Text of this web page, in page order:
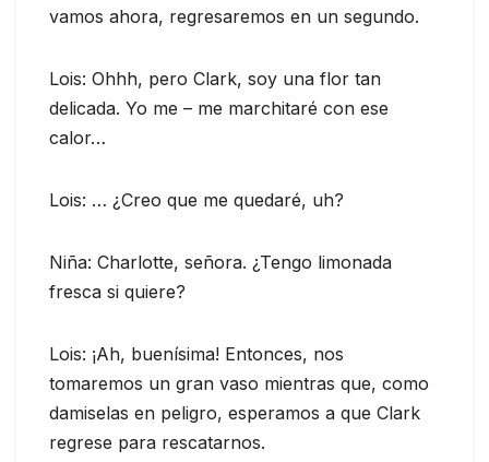
vamos ahora, regresaremos en un segundo.
Lois: Ohhh, pero Clark, soy una flor tan
delicada. Yo me – me marchitaré con ese
calor…
Lois: … ¿Creo que me quedaré, uh?
Niña: Charlotte, señora. ¿Tengo limonada
fresca si quiere?
Lois: ¡Ah, buenísima! Entonces, nos
tomaremos un gran vaso mientras que, como
damiselas en peligro, esperamos a que Clark
regrese para rescatarnos.